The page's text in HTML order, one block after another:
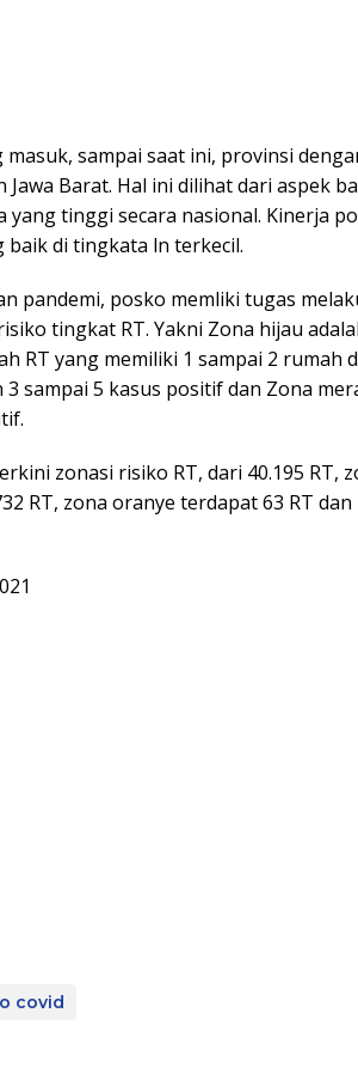
masuk, sampai saat ini, provinsi
Jawa Barat. Hal ini dilihat dari aspek
yang tinggi secara nasional. Kinerja
baik di tingkata ln terkecil.
pandemi, posko memliki tugas
tingkat RT. Yakni Zona hijau
RT yang memiliki 1 sampai 2 rumah
3 sampai 5 kasus positif dan Zona
zonasi risiko RT, dari 40.195 RT,
RT, zona oranye terdapat 63 RT
covid